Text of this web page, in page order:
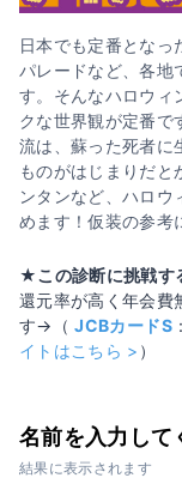
日本でも定番となっ
パレードなど、各地
す。そんなハロウィ
クな世界観が定番で
流は、蘇った死者に
ものがはじまりだと
ンタンなど、ハロウ
めます！仮装の参考
★この診断に挑戦す
還元率が高く年会費
す→（JCBカードS
イトはこちら > ）
名前を入力して
結果に表示されます